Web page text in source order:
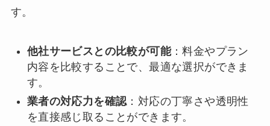
す。
他社サービスとの比較が可能：料金やプラン
内容を比較することで、最適な選択ができま
す。
業者の対応力を確認 ：対応の丁寧さや透明性
を直接感じ取ることができます。